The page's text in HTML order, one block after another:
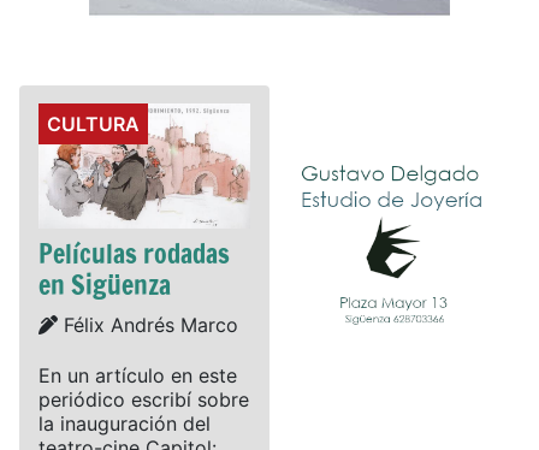
Details
CULTURA
Películas rodadas
en Sigüenza
Details
Félix Andrés Marco
En un artículo en este
periódico escribí sobre
la inauguración del